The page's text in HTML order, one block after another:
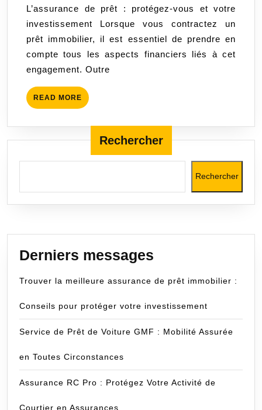
et
L’assurance de prêt : protégez-vous et votre
investissement Lorsque vous contractez un
prêt immobilier, il est essentiel de prendre en
compte tous les aspects financiers liés à cet
engagement. Outre
READ MORE READ
MORE
Rechercher
Rechercher
Derniers messages
Trouver la meilleure assurance de prêt immobilier :
Conseils pour protéger votre investissement
Service de Prêt de Voiture GMF : Mobilité Assurée
en Toutes Circonstances
Assurance RC Pro : Protégez Votre Activité de
Courtier en Assurances